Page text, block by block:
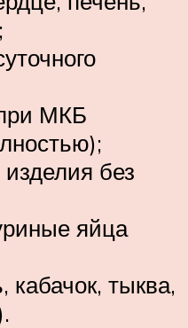
МКБ
без
яйца
тыква,